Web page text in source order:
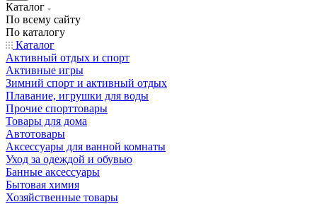
Каталог
По всему сайту
По каталогу
Каталог
Активный отдых и спорт
Активные игры
Зимний спорт и активный отдых
Плавание, игрушки для воды
Прочие спорттовары
Товары для дома
Автотовары
Аксессуары для ванной комнаты
Уход за одеждой и обувью
Банные аксессуары
Бытовая химия
Хозяйственные товары